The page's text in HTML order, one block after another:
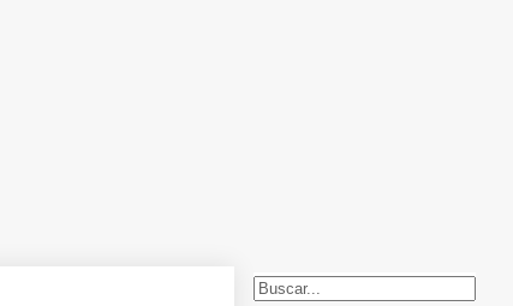
Buscar